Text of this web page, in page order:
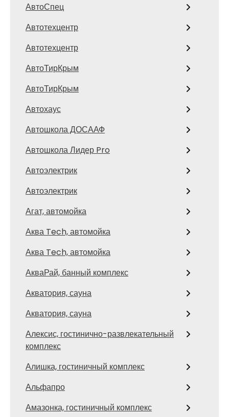
АвтоСпец
Автотехцентр
Автотехцентр
АвтоТирКрым
АвтоТирКрым
Автохаус
Автошкола ДОСААФ
Автошкола Лидер Pro
Автоэлектрик
Автоэлектрик
Агат, автомойка
Аква Tech, автомойка
Аква Tech, автомойка
АкваРай, банный комплекс
Акватория, сауна
Акватория, сауна
Алексис, гостинично-развлекательный
комплекс
Алишка, гостиничный комплекс
Альфапро
Амазонка, гостиничный комплекс